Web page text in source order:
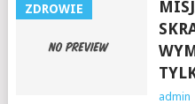
ZDROWIE
admin